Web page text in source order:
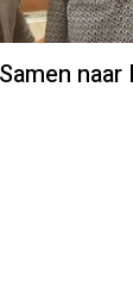
naar